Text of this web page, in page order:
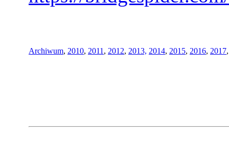
Archiwum, 2010, 2011 , 2012, 2013, 2014, 2015, 2016, 2017